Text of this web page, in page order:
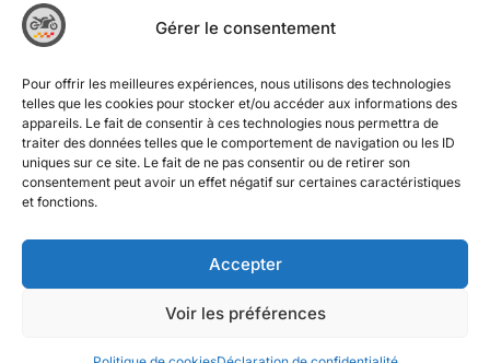
Gérer le consentement
Pour offrir les meilleures expériences, nous utilisons des technologies
telles que les cookies pour stocker et/ou accéder aux informations des
appareils. Le fait de consentir à ces technologies nous permettra de
traiter des données telles que le comportement de navigation ou les ID
uniques sur ce site. Le fait de ne pas consentir ou de retirer son
consentement peut avoir un effet négatif sur certaines caractéristiques
et fonctions.
Accepter
Voir les préférences
Voir tous les témoignages
Liens
NOS COORDONNÉES
ZI de la Moinerie - 8 rue du Roussillon 91220 Bretigny sur Orge
Email: contact@accimoto.com
Standard : +33(0)1 69 88 16 16